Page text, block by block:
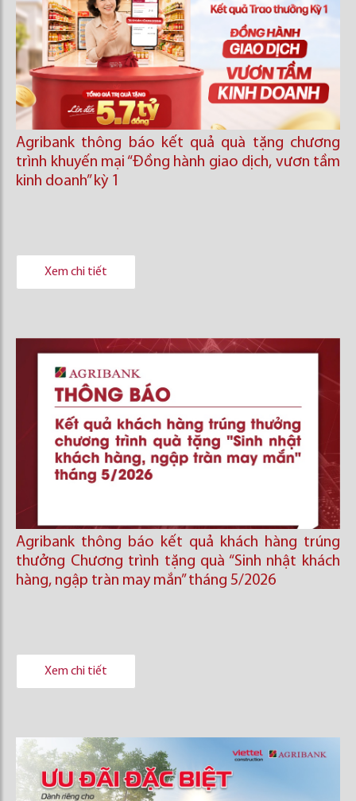
Agribank thông báo kết quả quà tặng chương
trình khuyến mại “Đồng hành giao dịch, vươn tầm
kinh doanh’’ kỳ 1
Xem chi tiết
Agribank thông báo kết quả khách hàng trúng
thưởng Chương trình tặng quà “Sinh nhật khách
hàng, ngập tràn may mắn” tháng 5/2026
Xem chi tiết